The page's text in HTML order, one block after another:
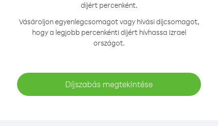
díjért percenként.
Vásároljon egyenlegcsomagot vagy hívási díjcsomagot,
hogy a legjobb percenkénti díjért hívhassa Izrael
országot.
Díjszabás megtekintése